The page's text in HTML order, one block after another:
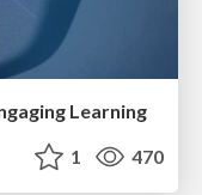
Learning
1 470